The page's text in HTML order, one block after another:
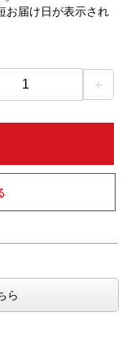
お届け日が表示され
1 ＋
ら